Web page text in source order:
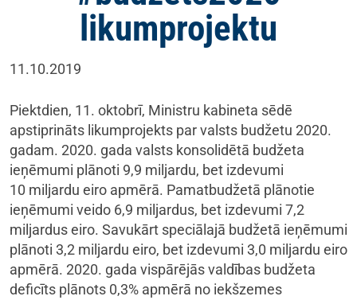
likumprojektu
11.10.2019
Piektdien, 11. oktobrī, Ministru kabineta sēdē
apstiprināts likumprojekts par valsts budžetu 2020.
gadam. 2020. gada valsts konsolidētā budžeta
ieņēmumi plānoti 9,9 miljardu, bet izdevumi
10 miljardu eiro apmērā. Pamatbudžetā plānotie
ieņēmumi veido 6,9 miljardus, bet izdevumi 7,2
miljardus eiro. Savukārt speciālajā budžetā ieņēmumi
plānoti 3,2 miljardu eiro, bet izdevumi 3,0 miljardu eiro
apmērā. 2020. gada vispārējās valdības budžeta
deficīts plānots 0,3% apmērā no iekšzemes